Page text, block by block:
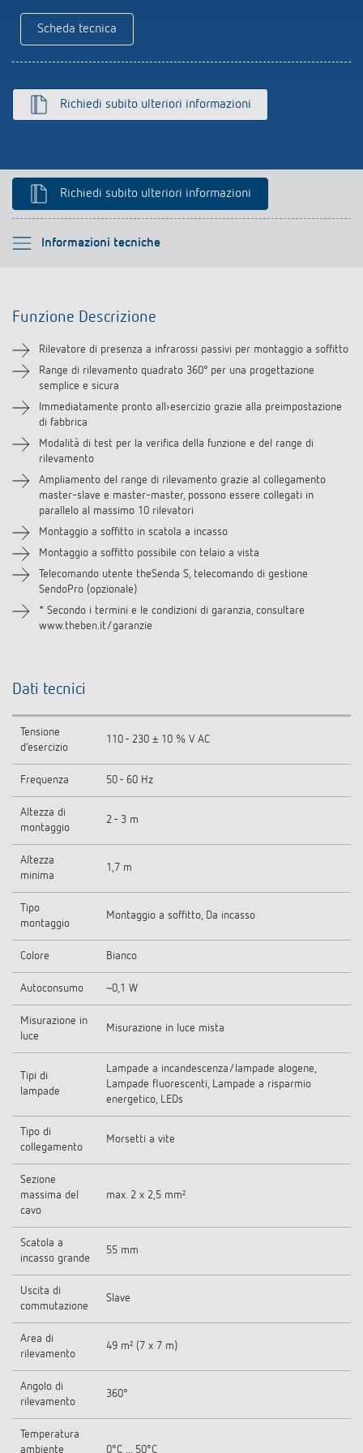
Rilevatore di presenza e rilevatore di
Scheda tecnica
Richiedi subito ulteriori informazioni
Richiedi subito ulteriori informazioni
Informazioni tecniche
Si prega di selezionare
Downloads
Accessori
Prodotti analoghi
Funzione Descrizione
Rilevatore di presenza a infrarossi passivi per montaggio a soffitto
Range di rilevamento quadrato 360° per una progettazione
semplice e sicura
Immediatamente pronto all›esercizio grazie alla preimpostazione
di fabbrica
Modalità di test per la verifica della funzione e del range di
rilevamento
Ampliamento del range di rilevamento grazie al collegamento
master-slave e master-master, possono essere collegati in
parallelo al massimo 10 rilevatori
Montaggio a soffitto in scatola a incasso
Montaggio a soffitto possibile con telaio a vista
Telecomando utente theSenda S, telecomando di gestione
SendoPro (opzionale)
* Secondo i termini e le condizioni di garanzia, consultare
www.theben.it/garanzie
Dati tecnici
Tensione
d’esercizio
110 - 230 ± 10 % V AC
Frequenza 50 - 60 Hz
Altezza di
montaggio
2 - 3 m
Altezza
minima
1,7 m
Tipo
montaggio
Montaggio a soffitto, Da incasso
Colore Bianco
Autoconsumo ~0,1 W
Misurazione in
luce
Misurazione in luce mista
Tipi di
lampade
Lampade a incandescenza/lampade alogene,
Lampade fluorescenti, Lampade a risparmio
energetico, LEDs
Tipo di
collegamento
Morsetti a vite
Sezione
massima del
cavo
max. 2 x 2,5 mm²
Scatola a
incasso grande
55 mm
Uscita di
commutazione
Slave
Area di
rilevamento
49 m² (7 x 7 m)
Angolo di
rilevamento
360°
Temperatura
ambiente
0°C ... 50°C